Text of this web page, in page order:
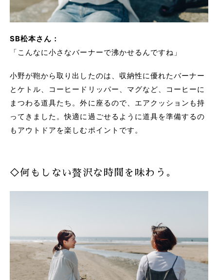
SB松本さん：
「こんなに小さなバーナーで沸かせるんですね」
小野が鞄から取り出したのは、収納性に優れたバーナー
とケトル、コーヒードリッパー、マグなど、コーヒーに
まつわる道具たち。外に座るので、エアクッションも持
ってきました。快適に過ごせるように道具を準備するの
もアウトドアを楽しむポイントです。
◇何もしない贅沢な時間を味わう。